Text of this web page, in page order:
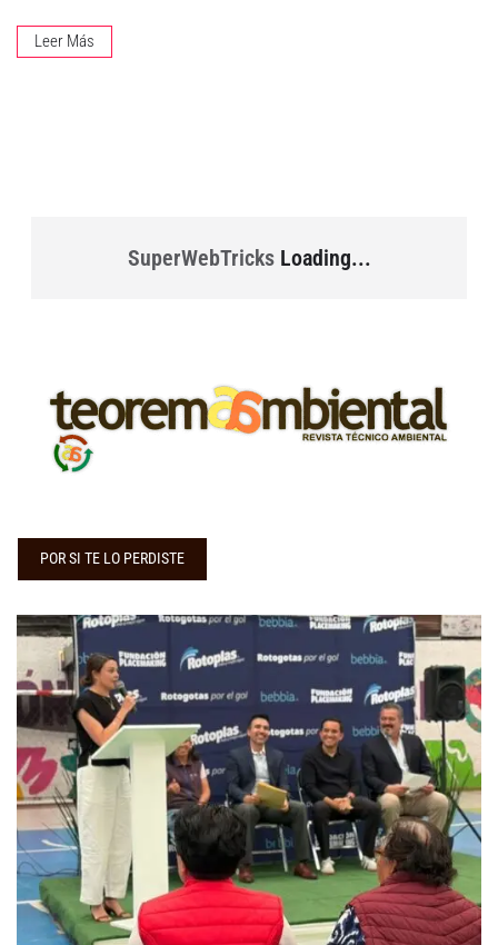
Leer Más
SuperWebTricksLoading...
POR SI TE LO PERDISTE